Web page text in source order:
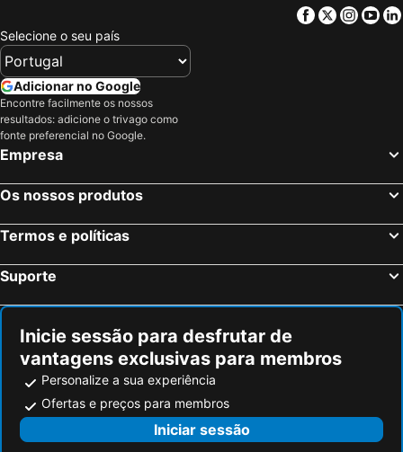
Facebook
Twitter
Selecione o seu país
Adicionar no Google
Encontre facilmente os nossos
resultados: adicione o trivago como
fonte preferencial no Google.
Empresa
Os nossos produtos
Termos e políticas
Suporte
Inicie sessão para desfrutar de
vantagens exclusivas para membros
Personalize a sua experiência
Ofertas e preços para membros
Iniciar sessão